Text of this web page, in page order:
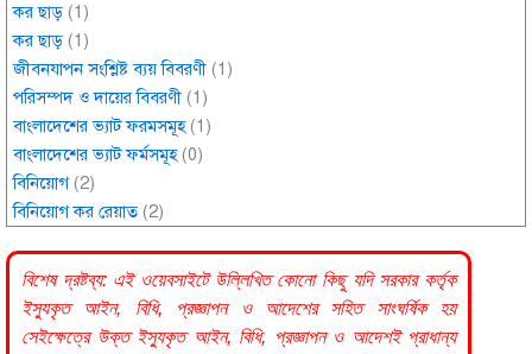
কর ছাড় (1)
কর ছাড় (1)
জীবনযাপন সংশ্লিষ্ট ব্যয় বিবরণী (1)
পরিসম্পদ ও দায়ের বিবরণী (1)
বাংলাদেশের ভ্যাট ফরমসমূহ(1)
বাংলাদেশের ভ্যাট ফর্মসমূহ(0)
বিনিয়োগ(2)
বিনিয়োগ কর রেয়াত(2)
বিশেষ দ্রষ্টব্য: এই ওয়েবসাইটে উল্লিখিত কোনো কিছু যদি সরকারকর্তৃক
ইস্যুকৃত আইন, বিধি, প্রজ্ঞাপন ও আদেশের সহিত সাংঘর্ষিক হয়
সেইক্ষেত্রে উক্ত ইস্যুকৃত আইন, বিধি, প্রজ্ঞাপন ও আদেশই প্রাধান্য